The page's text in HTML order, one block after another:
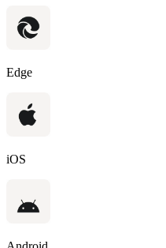
Edge
iOS